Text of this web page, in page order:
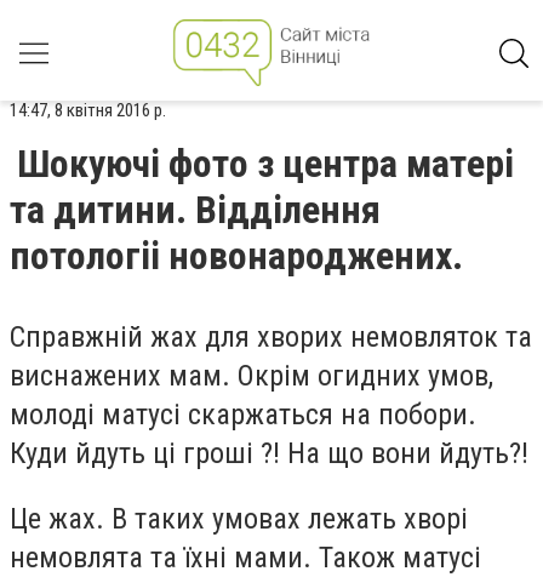
14:47, 8 квітня 2016 р.
Шокуючі фото з центра матeрі
та дитини. Відділeння
потологіі новонароджeних.
Справжній жах для хворих немовляток та
виснажених мам. Окрім огидних умов,
молоді матусі скаржаться на побори.
Куди йдуть ці гроші ?! На що вони йдуть?!
Це жах. В таких умовах лежать хворі
немовлята та їхні мами. Також матусі